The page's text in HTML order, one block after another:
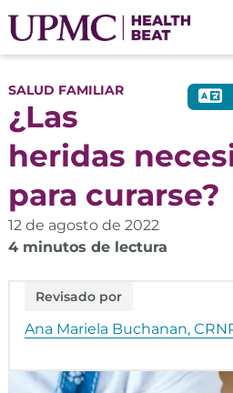
SALUD FAMILIAR
¿Las
heridas
para curarse?
12 de agosto de 2022
4 minutos de lectura
Revisado por
Ana Mariela Buchanan,